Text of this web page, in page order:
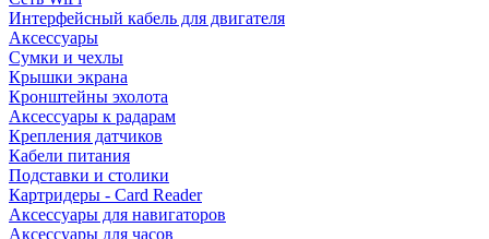
Интерфейсный кабель для двигателя
Аксессуары
Сумки и чехлы
Крышки экрана
Кронштейны эхолота
Аксессуары к радарам
Крепления датчиков
Кабели питания
Подставки и столики
Картридеры - Card Reader
Аксессуары для навигаторов
Аксессуары для часов